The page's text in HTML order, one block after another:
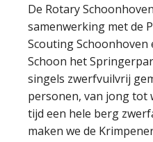
De Rotary
samenwerking met de
Scouting
Schoon het
singels zwerfvuilvrij
personen, van jong tot
tijd een hele berg
maken we de